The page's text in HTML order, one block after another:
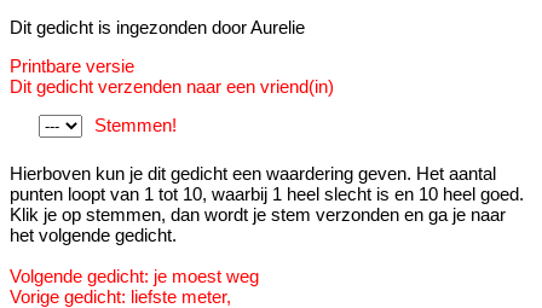
Dit gedicht is ingezonden door Aurelie
Printbare versie
Dit gedicht verzenden naar een vriend(in)
Stemmen!
Hierboven kun je dit gedicht een waardering geven. Het aantal
punten loopt van 1 tot 10, waarbij 1 heel slecht is en 10 heel goed.
Klik je op stemmen, dan wordt je stem verzonden en ga je naar
het volgende gedicht.
Volgende gedicht: je moest weg
Vorige gedicht: liefste meter,